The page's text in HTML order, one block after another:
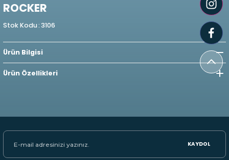
ROCKER
Stok Kodu: 3106
Ürün Bilgisi
Ürün Özellikleri
KAYDOL